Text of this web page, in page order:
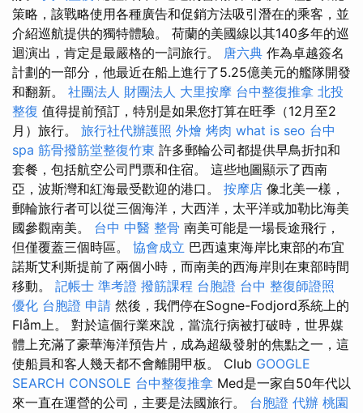
策略，該戰略使用各種廣告和促銷方法吸引潛在的乘客，並
介紹巡航提供的獨特體驗。 荷蘭的美國線以其140多年的巡
迴演出，肯定是最嚴格的一詞旅行。 唐六典 作為卓越簽名
計劃的一部分，他最近在船上進行了5.25億美元的艦隊開發
和翻新。 社團法人 財團法人 大里按摩 台中整復推拿 北投
整復 值得提前預訂，特別是如果您打算在旺季（12月至2
月）旅行。 旅行社代辦護照 外燴 烤肉 what is seo 台中
spa 筋骨撥筋堂整復竹東 許多郵輪公司都提供早鳥折扣和
套餐，包括航空公司門票和住宿。 這些地圖顯示了西南
亞，波斯灣和紅海最受歡迎的港口。 按摩店 像北美一樣，
郵輪旅行者可以從三個海洋，大西洋，太平洋或加勒比海美
國參觀南美。 台中 中醫 整骨 南美可能是一場長途飛行，
但僅覆蓋三個時區。 協會成立 巴西遠東海岸比東部的布宜
諾斯艾利斯提前了兩個小時，而南美的西海岸則在東部時間
移動。 記帳士 準考證 撥筋課程 台胞證 台中 整復師證照
優化 台胞證 申請 然後，我們停在Sogne-Fodjord系統上的
Flåm上。 對於這個行業來說，當流行病被打破時，世界媒
體上充滿了豪華海洋預告片，成為超級發射的焦點之一，這
使船員和客人幾天都不會離開甲板。 Club GOOGLE
SEARCH CONSOLE 台中整復推拿 Med是一家自50年代以
來一直在運營的公司，主要是法國旅行。 台胞證 代辦 桃園